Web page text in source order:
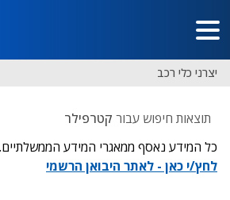
יצרני כלי רכב
תוצאות חיפוש עבור קטרפילר
כל המידע נאסף ממאגרי המידע הממשלתיים.
לחץ/י כאן - לאתר היבואן הרשמי